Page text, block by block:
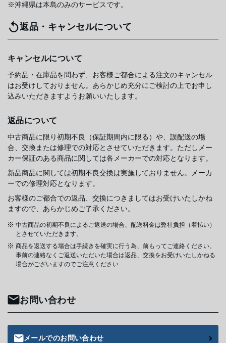
※沖縄県は本島のみのサービスです。
返品・キャンセルについて
キャンセルについて
予約品・在庫品を問わず、お客様ご都合による注文のキャンセル
はお受けしておりません。あらかじめ充分にご検討の上でお申し
込みいただきますようお願いいたします。
返品について
中古商品に限り初期不良（保証期間内に限る）や、誤配送の場
合、交換または修理での対応とさせていただきます。ただしメー
カー保証のある商品に関しては各メーカーでの対応となります。
新品商品に関しては初期不良交換は実施しておりません。メーカ
ーでの修理対応となります。
お客様のご都合での返品、交換につきましてはお受けいたしかね
ますので、あらかじめご了承ください。
中古商品の初期不良によるご返送の場合、配送料金は弊社負担（着払い）
とさせていただきます。
商品を返送する場合は手続きを確実に行う為、前もってご連絡ください。
事前の連絡なくご返送いただいた場合は返品、交換をお受けいたしかねる
場合がございますのでご注意ください
お問い合わせ
メールでのお問い合わせ